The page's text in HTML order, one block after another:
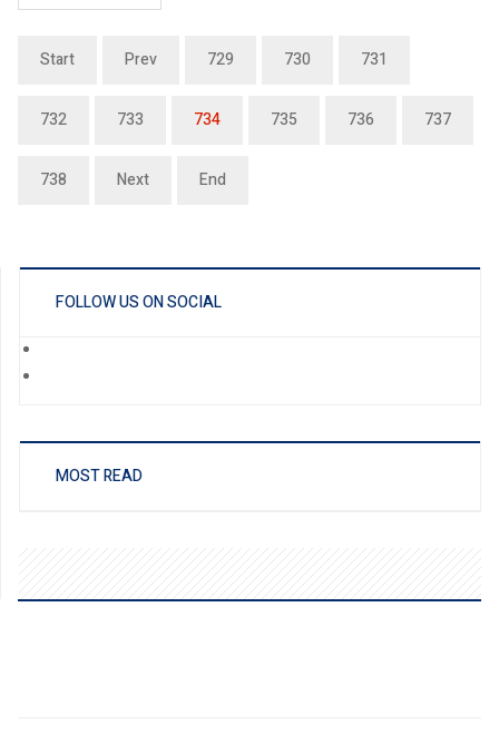
Start Prev 729 730 731
732 733 734 735 736 737
738 Next End
FOLLOW US ON SOCIAL
MOST READ